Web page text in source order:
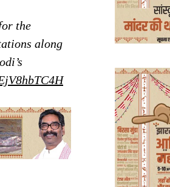
the
along